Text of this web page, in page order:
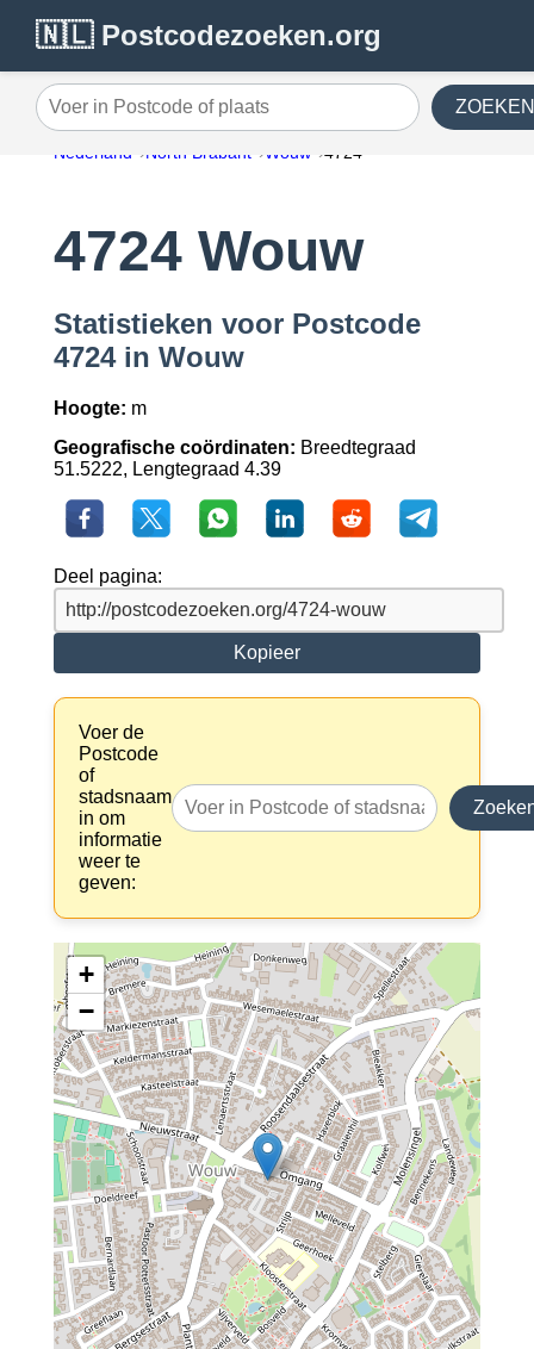
🇳🇱 Postcodezoeken.org
Voer in Postcode of plaats ZOEKEN
Nederland North Brabant Wouw 4724
4724 Wouw
Statistieken voor Postcode
4724 in Wouw
Hoogte: m
Geografische coördinaten: Breedtegraad
51.5222, Lengtegraad 4.39
Deel pagina:
Kopieer
Voer de
Postcode
of
stadsnaam
in om
informatie
weer te
geven:
+
−